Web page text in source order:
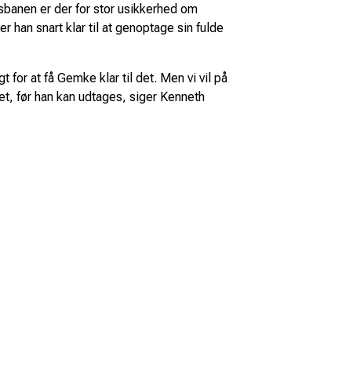
er der for stor usikkerhed om
han snart klar til at genoptage sin fulde
for at få Gemke klar til det. Men vi vil på
før han kan udtages, siger Kenneth